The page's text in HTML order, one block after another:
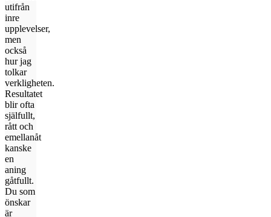
utifrån
inre
upplevelser,
men
också
hur jag
tolkar
verkligheten.
Resultatet
blir ofta
själfullt,
rått och
emellanåt
kanske
en
aning
gåtfullt.
Du som
önskar
är